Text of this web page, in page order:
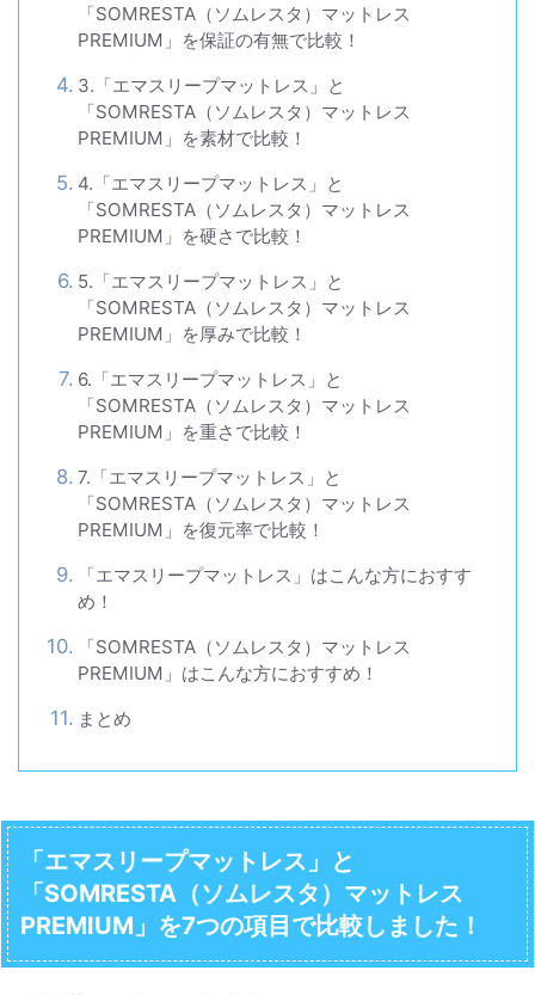
「SOMRESTA（ソムレスタ）マットレス
PREMIUM」を保証の有無で比較！
3.「エマスリープマットレス」と
「SOMRESTA（ソムレスタ）マットレス
PREMIUM」を素材で比較！
4.「エマスリープマットレス」と
「SOMRESTA（ソムレスタ）マットレス
PREMIUM」を硬さで比較！
5.「エマスリープマットレス」と
「SOMRESTA（ソムレスタ）マットレス
PREMIUM」を厚みで比較！
6.「エマスリープマットレス」と
「SOMRESTA（ソムレスタ）マットレス
PREMIUM」を重さで比較！
7.「エマスリープマットレス」と
「SOMRESTA（ソムレスタ）マットレス
PREMIUM」を復元率で比較！
「エマスリープマットレス」はこんな方におすす
め！
「SOMRESTA（ソムレスタ）マットレス
PREMIUM」はこんな方におすすめ！
まとめ
「エマスリープマットレス」と
「SOMRESTA（ソムレスタ）マットレス
PREMIUM」を7つの項目で比較しました！